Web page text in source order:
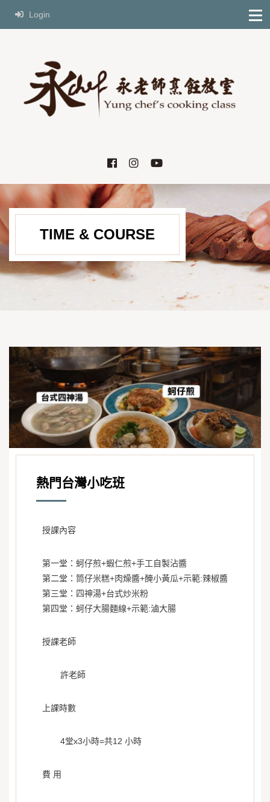
Login
TIME & COURSE
熱門台灣小吃班
授課內容
第一堂：蚵仔煎+蝦仁煎+手工自製沾醬
第二堂：筒仔米糕+肉燥醬+醃小黃瓜+示範:辣椒醬
第三堂：四神湯+台式炒米粉
第四堂：蚵仔大腸麵線+示範:滷大腸
授課老師
許老師
上課時數
4堂x3小時=共12 小時
費 用